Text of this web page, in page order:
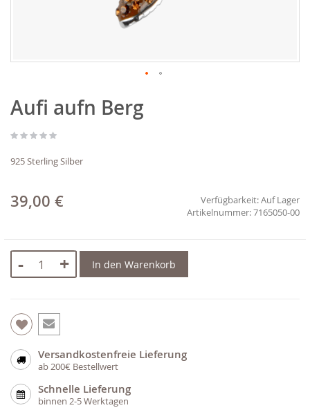
Anfang
der
springen
Aufi aufn Berg
925 Sterling Silber
39,00 € Verfügbarkeit:Auf Lager
7165050-00
- + In den Warenkorb
Versandkostenfreie Lieferung
ab 200€ Bestellwert
Schnelle Lieferung
binnen 2-5 Werktagen